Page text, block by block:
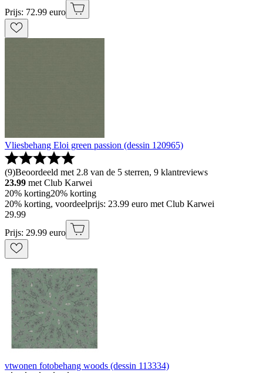
Prijs: 72.99 euro
Vliesbehang Eloi green passion (dessin 120965)
(9)Beoordeeld met 2.8 van de 5 sterren, 9 klantreviews
23.99 met Club Karwei
20% korting20% korting
20% korting, voordeelprijs: 23.99 euro met Club Karwei
29.99
Prijs: 29.99 euro
vtwonen fotobehang woods (dessin 113334)